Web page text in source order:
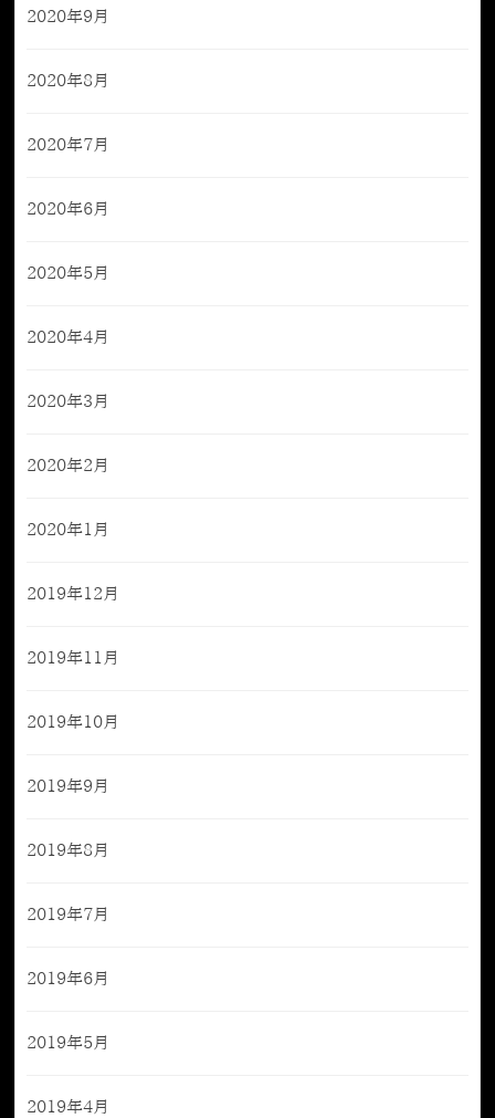
2020年9月
2020年8月
2020年7月
2020年6月
2020年5月
2020年4月
2020年3月
2020年2月
2020年1月
2019年12月
2019年11月
2019年10月
2019年9月
2019年8月
2019年7月
2019年6月
2019年5月
2019年4月